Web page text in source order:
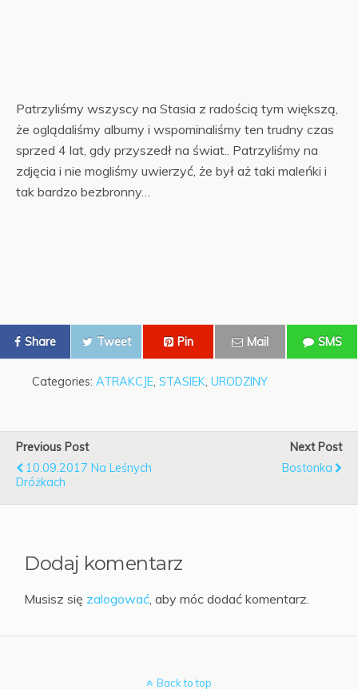
Patrzyliśmy wszyscy na Stasia z radością tym większą,
że oglądaliśmy albumy i wspominaliśmy ten trudny czas
sprzed 4 lat, gdy przyszedł na świat.. Patrzyliśmy na
zdjęcia i nie mogliśmy uwierzyć, że był aż taki maleńki i
tak bardzo bezbronny…
Share Tweet Pin Mail SMS
Categories: ATRAKCJE STASIEK URODZINY
Previous Post
10.09.2017 Na Leśnych
Dróżkach
Next Post
Bostonka
Dodaj komentarz
Musisz się zalogować, aby móc dodać komentarz.
Back to top